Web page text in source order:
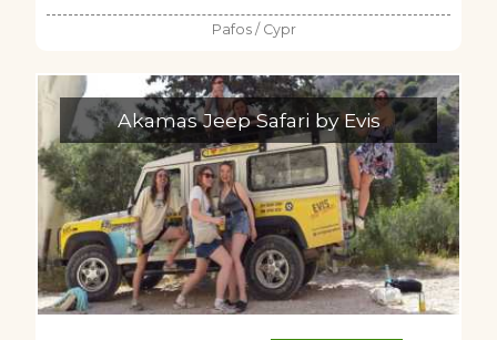
Pafos / Cypr
Akamas Jeep Safari by Evis